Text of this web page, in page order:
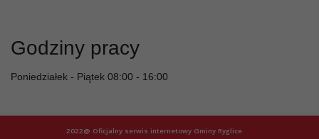
Godziny pracy
Poniedziałek - Piątek 08:00 - 16:00
2022@ Oficjalny serwis internetowy Gminy Ryglice